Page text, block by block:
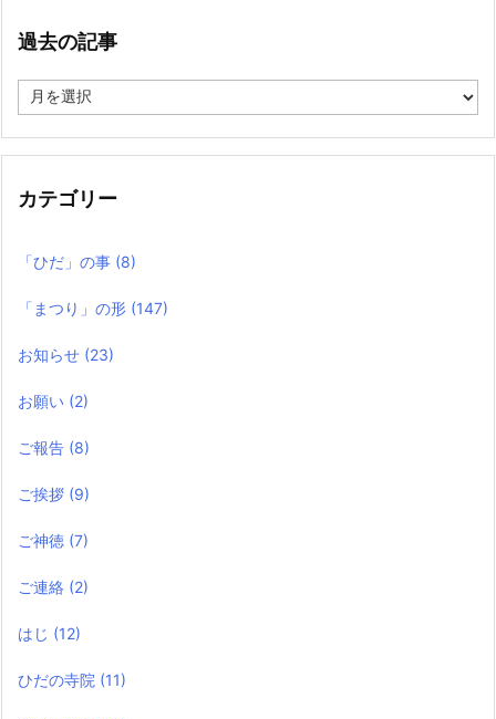
過去の記事
去
記
カテゴリー
「ひだ」の事 (8)
「まつり」の形 (147)
お知らせ (23)
お願い (2)
ご報告 (8)
ご挨拶 (9)
ご神徳 (7)
ご連絡 (2)
はじ (12)
ひだの寺院 (11)